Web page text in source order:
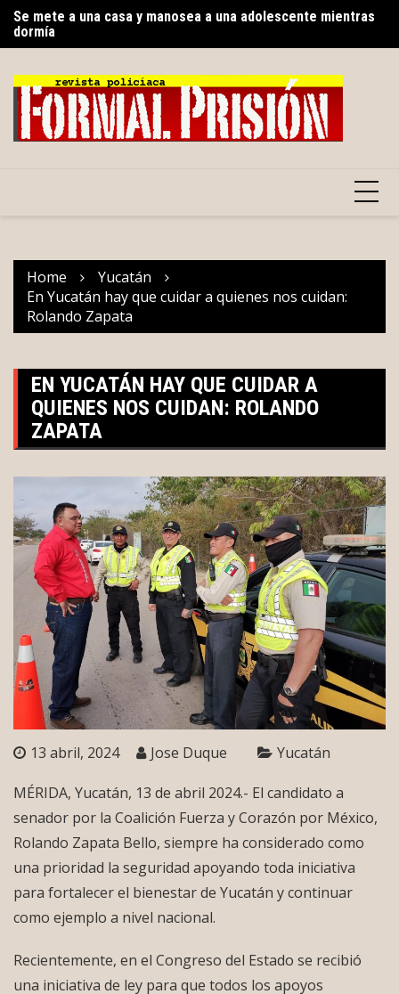
Skip
content
dormía
Renacimiento Maya fortalece tradiciones y raíces que dan
Home
Yucatán
En Yucatán hay que cuidar a quienes nos cuidan:
Rolando Zapata
EN YUCATÁN HAY QUE CUIDAR A
QUIENES NOS CUIDAN: ROLANDO
ZAPATA
13 abril, 2024 Jose Duque Yucatán
MÉRIDA, Yucatán, 13 de abril 2024.- El candidato a
senador por la Coalición Fuerza y Corazón por México,
Rolando Zapata Bello, siempre ha considerado como
una prioridad la seguridad apoyando toda iniciativa
para fortalecer el bienestar de Yucatán y continuar
como ejemplo a nivel nacional.
Recientemente, en el Congreso del Estado se recibió
una iniciativa de ley para que todos los apoyos